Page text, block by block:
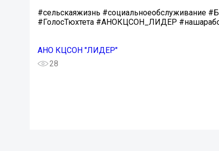
#сельскаяжизнь #социальноеобслуживание
#ГолосТюхтета #АНОКЦСОН_ЛИДЕР
АНО КЦСОН "ЛИДЕР"
28